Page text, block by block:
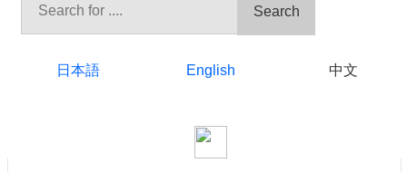
Search
日本語 English 中文